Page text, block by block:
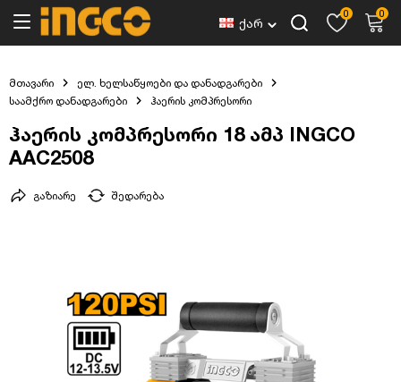
ქარ
0 0
მთავარი
ელ. ხელსაწყოები და დანადგარები
საამქრო დანადგარები
ჰაერის კომპრესორი
ჰაერის კომპრესორი 18 ამპ INGCO
AAC2508
შედარება
გაზიარე